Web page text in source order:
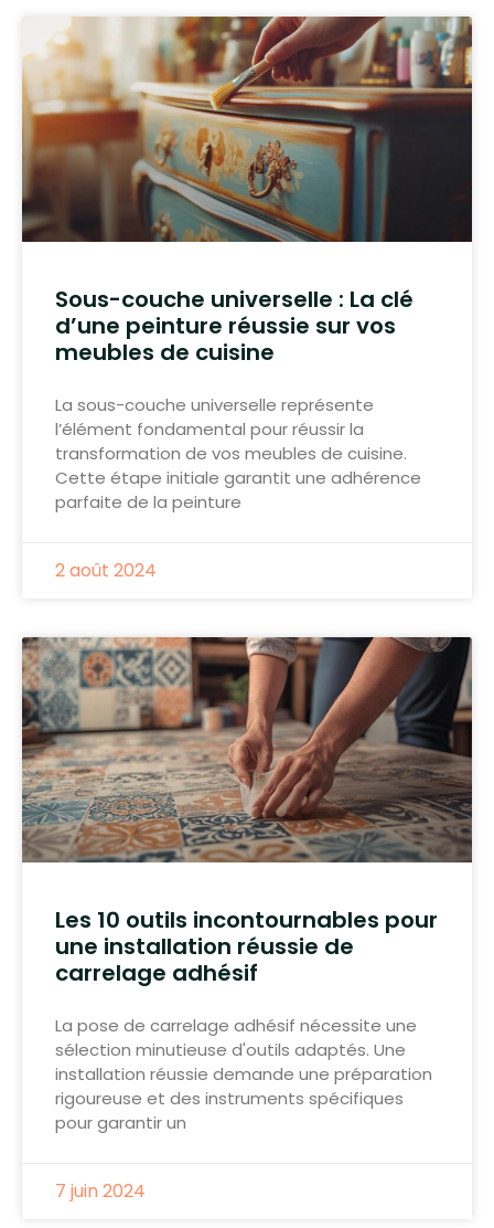
Sous-couche universelle : La clé
d’une peinture réussie sur vos
meubles de cuisine
La sous-couche universelle représente
l’élément fondamental pour réussir la
transformation de vos meubles de cuisine.
Cette étape initiale garantit une adhérence
parfaite de la peinture
2 août 2024
Les 10 outils incontournables pour
une installation réussie de
carrelage adhésif
La pose de carrelage adhésif nécessite une
sélection minutieuse d'outils adaptés. Une
installation réussie demande une préparation
rigoureuse et des instruments spécifiques
pour garantir un
7 juin 2024